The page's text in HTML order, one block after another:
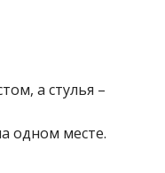
а стулья –
одном месте.